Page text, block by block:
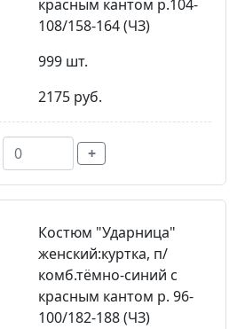
красным кантом р.104-
108/158-164 (ЧЗ)
999 шт.
2175 руб.
+
Костюм "Ударница"
женский:куртка, п/
комб.тёмно-синий с
красным кантом р. 96-
100/182-188 (ЧЗ)